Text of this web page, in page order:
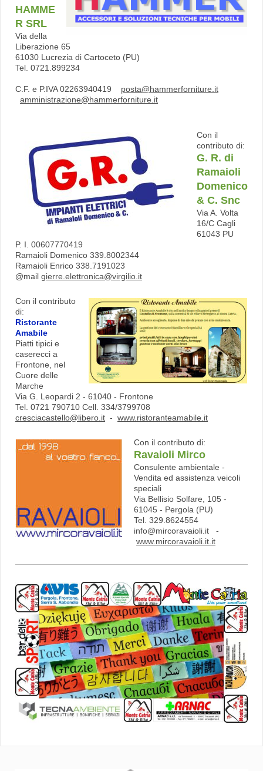
HAMME
R SRL
Via della
Liberazione 65
61030 Lucrezia di Cartoceto (PU)
Tel. 0721.899234
C.F. e P.IVA 02263940419 posta@hammerforniture.it
amministrazione@hammerforniture.it
Con il
contributo di:
G. R. di
Ramaioli
Domenico
& C. Snc
Via A. Volta
16/C Cagli
61043 PU
P. I. 00607770419
Ramaioli Domenico 339.8002344
Ramaioli Enrico 338.7191023
@mail gierre.elettronica@virgilio.it
Con il contributo
di:
Ristorante
Amabile
Piatti tipici e
caserecci a
Frontone, nel
Cuore delle
Marche
Via G. Leopardi 2 - 61040 - Frontone
Tel. 0721 790710 Cell. 334/3799708
cresciacastello@libero.it - www.ristoranteamabile.it
Con il contributo di:
Ravaioli Mirco
Consulente ambientale -
Vendita ed assistenza veicoli
speciali
Via Bellisio Solfare, 105 -
61045 - Pergola (PU)
Tel. 329.8624554
info@mircoravaioli.it -
www.mircoravaioli.it.it